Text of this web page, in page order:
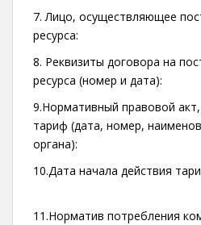
7. Лицо, осуществляющее
ресурса:
8. Реквизиты договора на
ресурса (номер и дата):
9.Нормативный правовой
тариф (дата, номер,
органа):
10.Дата начала действия
11.Норматив потребления